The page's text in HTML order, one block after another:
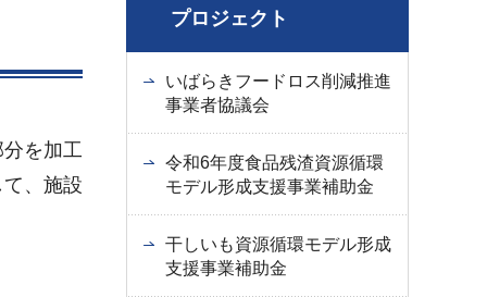
を加工
、施設
プロジェクト
いばらきフードロス削減推進
事業者協議会
令和6年度食品残渣資源循環
モデル形成支援事業補助金
干しいも資源循環モデル形成
支援事業補助金